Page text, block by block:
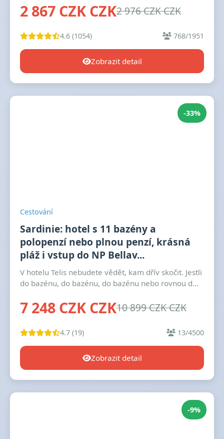
2 867 CZK CZK2 976 CZK CZK
4.6 (1054) 768/1951
Zobrazit detail
-33%
Cestování
Sardinie: hotel s 11 bazény a
polopenzí nebo plnou penzí, krásná
pláž i vstup do NP Bellav...
V hotelu Telis nebudete vědět, kam dřív skočit. Jestli
do bazénu, do bazénu, do bazénu nebo rovnou d...
7 248 CZK CZK10 899 CZK CZK
4.7 (19) 13/4500
Zobrazit detail
-9%